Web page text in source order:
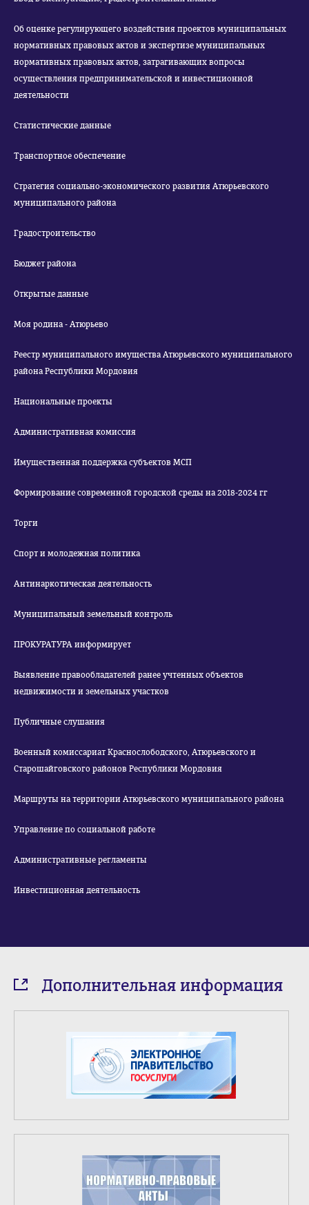
Об оценке регулирующего воздействия проектов муниципальных
нормативных правовых актов и экспертизе муниципальных
нормативных правовых актов, затрагивающих вопросы
осуществления предпринимательской и инвестиционной
деятельности
Статистические данные
Транспортное обеспечение
Стратегия социально-экономического развития Атюрьевского
муниципального района
Градостроительство
Бюджет района
Открытые данные
Моя родина - Атюрьево
Реестр муниципального имущества Атюрьевского муниципального
района Республики Мордовия
Национальные проекты
Административная комиссия
Имущественная поддержка субъектов МСП
Формирование современной городской среды на 2018-2024 гг
Торги
Спорт и молодежная политика
Антинаркотическая деятельность
Муниципальный земельный контроль
ПРОКУРАТУРА информирует
Выявление правообладателей ранее учтенных объектов
недвижимости и земельных участков
Публичные слушания
Военный комиссариат Краснослободского, Атюрьевского и
Старошайговского районов Республики Мордовия
Маршруты на территории Атюрьевского муниципального района
Управление по социальной работе
Административные регламенты
Инвестиционная деятельность
Дополнительная информация